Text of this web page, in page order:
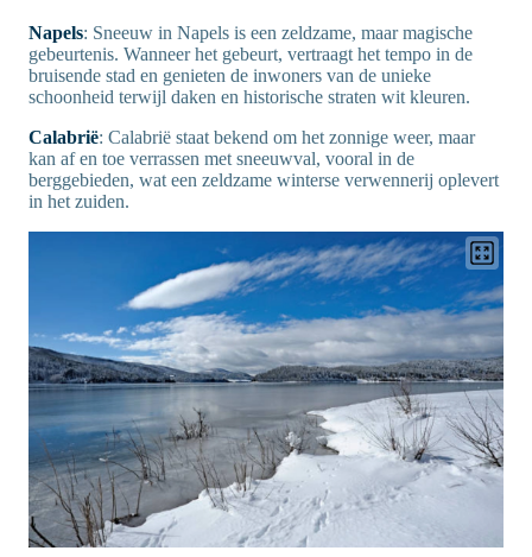
Napels: Sneeuw in Napels is een zeldzame, maar magische
gebeurtenis. Wanneer het gebeurt, vertraagt het tempo in de
bruisende stad en genieten de inwoners van de unieke
schoonheid terwijl daken en historische straten wit kleuren.
Calabrië: Calabrië staat bekend om het zonnige weer, maar
kan af en toe verrassen met sneeuwval, vooral in de
berggebieden, wat een zeldzame winterse verwennerij oplevert
in het zuiden.